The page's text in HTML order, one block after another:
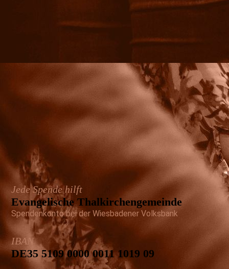
Jede Spende hilft
Evangelische Thal­kirchen­gemeinde
Spendenkonto bei der Wiesbadener Volksbank
IBAN
DE35 5109 0000 0011 1019 09